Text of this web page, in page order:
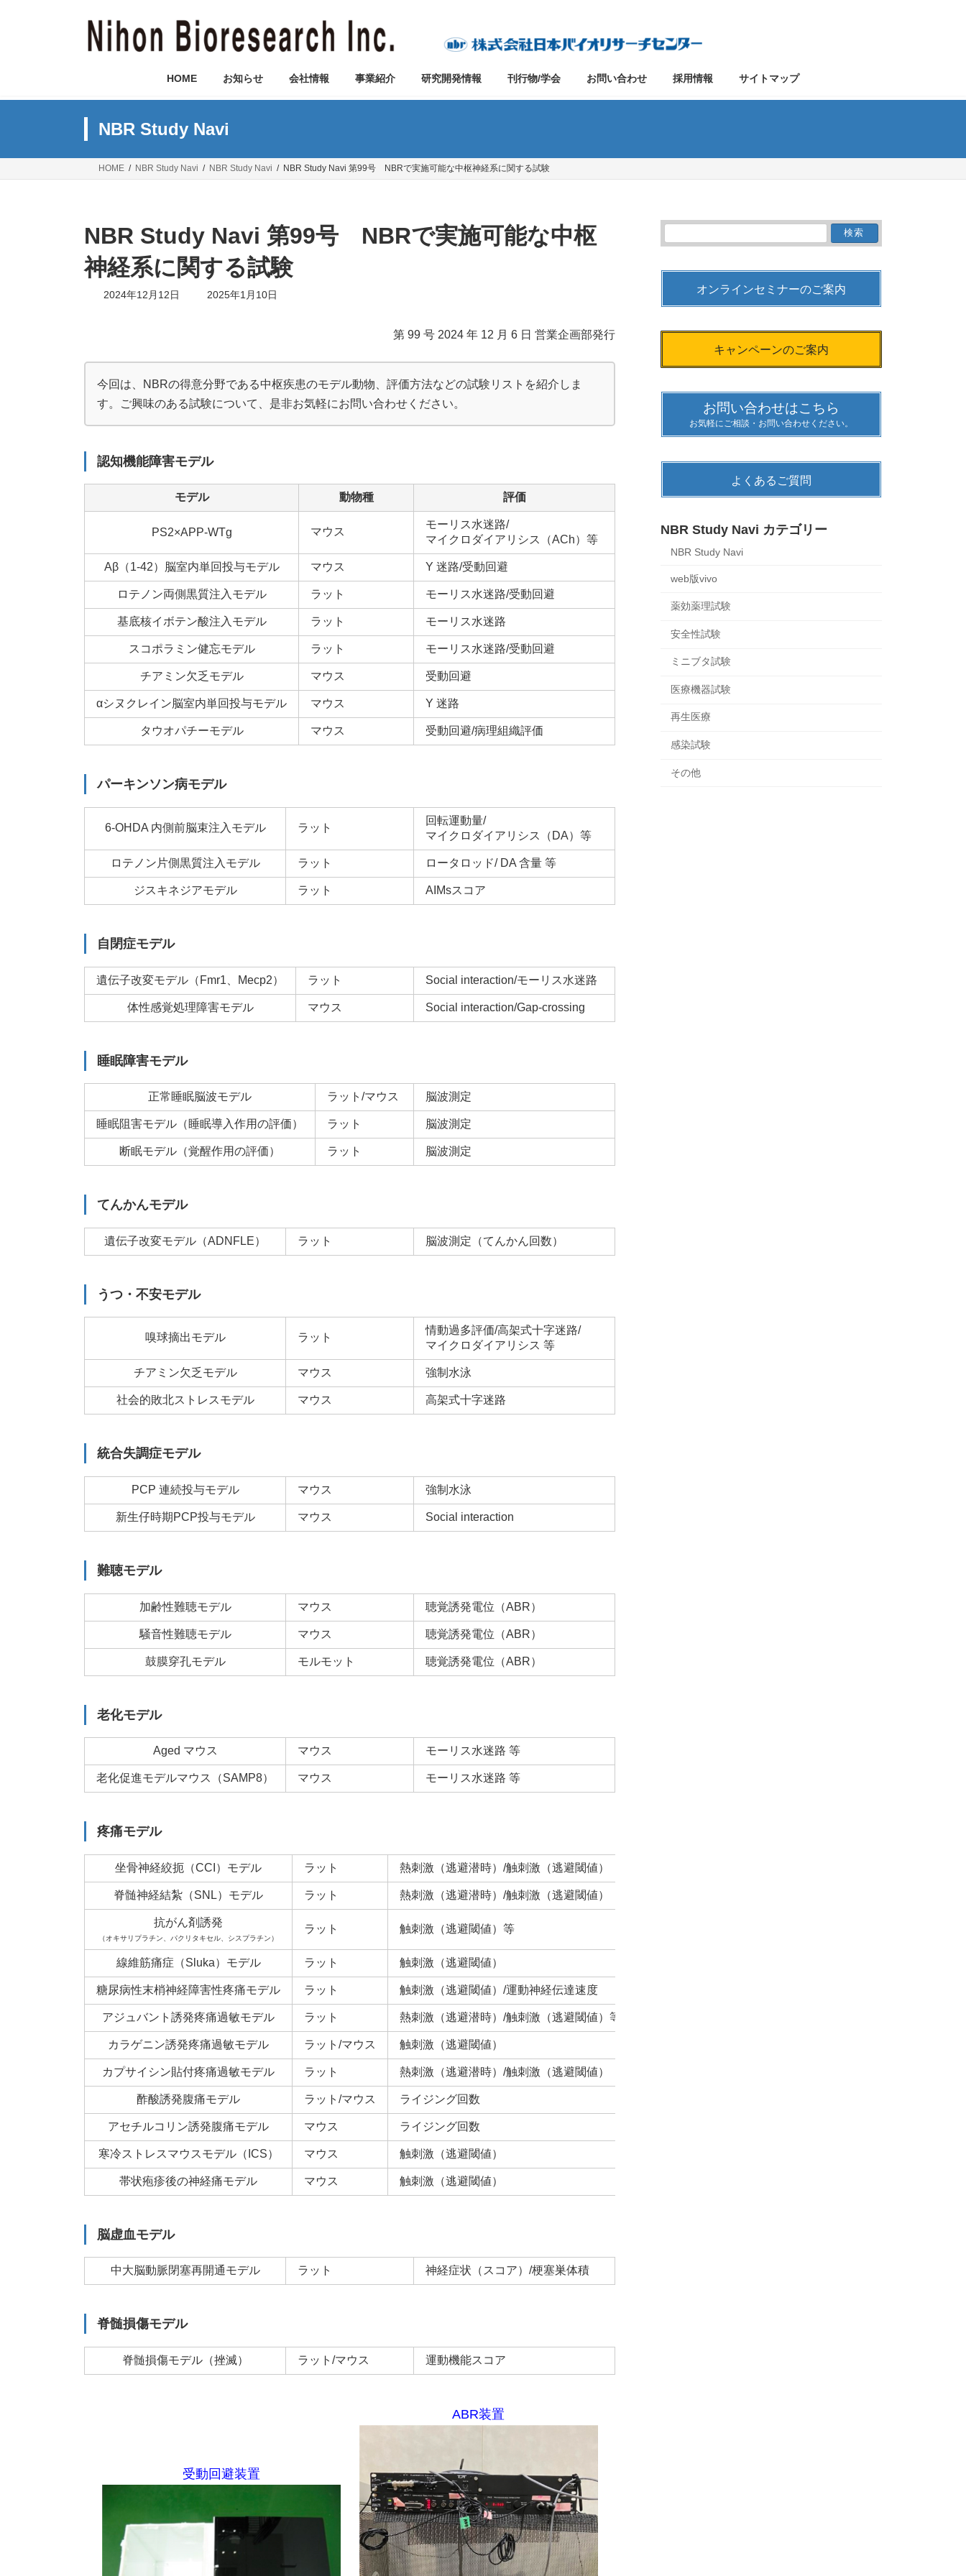
HOME お知らせ 会社情報 事業紹介 研究開発情報 刊行物/学会 お問い合わせ 採用情報 サイトマップ
NBR Study Navi
HOME NBR Study Navi NBR Study Navi NBR Study Navi 第99号 NBRで実施可能な中枢神経系に関する試験
NBR Study Navi 第99号 NBRで実施可能な中枢
神経系に関する試験
2024年12月12日
最
2025年1月10日
第 99 号 2024 年 12 月 6 日 営業企画部発行
今回は、NBRの得意分野である中枢疾患のモデル動物、評価方法などの試験リストを紹介しま
す。ご興味のある試験について、是非お気軽にお問い合わせください。
認知機能障害モデル
モデル 動物種 評価
PS2×APP-WTg マウス
モーリス水迷路/
マイクロダイアリシス（ACh）等
Aβ（1-42）脳室内単回投与モデル マウス Y 迷路/受動回避
ロテノン両側黒質注入モデル ラット モーリス水迷路/受動回避
基底核イボテン酸注入モデル ラット モーリス水迷路
スコポラミン健忘モデル ラット モーリス水迷路/受動回避
チアミン欠乏モデル マウス 受動回避
αシヌクレイン脳室内単回投与モデル マウス Y 迷路
タウオパチーモデル マウス 受動回避/病理組織評価
パーキンソン病モデル
6-OHDA 内側前脳束注入モデル ラット
回転運動量/
マイクロダイアリシス（DA）等
ロテノン片側黒質注入モデル ラット ロータロッド/ DA 含量 等
ジスキネジアモデル ラット AIMsスコア
自閉症モデル
遺伝子改変モデル（Fmr1、Mecp2） ラット Social interaction/モーリス水迷路
体性感覚処理障害モデル マウス Social interaction/Gap-crossing
睡眠障害モデル
正常睡眠脳波モデル ラット/マウス 脳波測定
睡眠阻害モデル（睡眠導入作用の評価） ラット 脳波測定
断眠モデル（覚醒作用の評価） ラット 脳波測定
てんかんモデル
遺伝子改変モデル（ADNFLE） ラット 脳波測定（てんかん回数）
うつ・不安モデル
嗅球摘出モデル ラット
情動過多評価/高架式十字迷路/
マイクロダイアリシス 等
チアミン欠乏モデル マウス 強制水泳
社会的敗北ストレスモデル マウス 高架式十字迷路
統合失調症モデル
PCP 連続投与モデル マウス 強制水泳
新生仔時期PCP投与モデル マウス Social interaction
難聴モデル
加齢性難聴モデル マウス 聴覚誘発電位（ABR）
騒音性難聴モデル マウス 聴覚誘発電位（ABR）
鼓膜穿孔モデル モルモット 聴覚誘発電位（ABR）
老化モデル
Aged マウス マウス モーリス水迷路 等
老化促進モデルマウス（SAMP8） マウス モーリス水迷路 等
疼痛モデル
坐骨神経絞扼（CCI）モデル ラット 熱刺激（逃避潜時）/触刺激（逃避閾値）
脊髄神経結紮（SNL）モデル ラット 熱刺激（逃避潜時）/触刺激（逃避閾値）
抗がん剤誘発
（オキサリプラチン、パクリタキセル、シスプラチン）
ラット 触刺激（逃避閾値）等
線維筋痛症（Sluka）モデル ラット 触刺激（逃避閾値）
糖尿病性末梢神経障害性疼痛モデル ラット 触刺激（逃避閾値）/運動神経伝達速度
アジュバント誘発疼痛過敏モデル ラット 熱刺激（逃避潜時）/触刺激（逃避閾値）等
カラゲニン誘発疼痛過敏モデル ラット/マウス 触刺激（逃避閾値）
カプサイシン貼付疼痛過敏モデル ラット 熱刺激（逃避潜時）/触刺激（逃避閾値）
酢酸誘発腹痛モデル ラット/マウス ライジング回数
アセチルコリン誘発腹痛モデル マウス ライジング回数
寒冷ストレスマウスモデル（ICS） マウス 触刺激（逃避閾値）
帯状疱疹後の神経痛モデル マウス 触刺激（逃避閾値）
脳虚血モデル
中大脳動脈閉塞再開通モデル ラット 神経症状（スコア）/梗塞巣体積
脊髄損傷モデル
脊髄損傷モデル（挫滅） ラット/マウス 運動機能スコア
受動回避装置
ABR装置
索:
オンラインセミナーのご案内
キャンペーンのご案内
お問い合わせはこちら
お気軽にご相談・お問い合わせください。
よくあるご質問
NBR Study Navi カテゴリー
NBR Study Navi
web版vivo
薬効薬理試験
安全性試験
ミニブタ試験
医療機器試験
再生医療
感染試験
その他